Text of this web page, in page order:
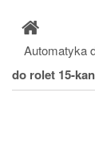
Automatyka
do rolet 15-